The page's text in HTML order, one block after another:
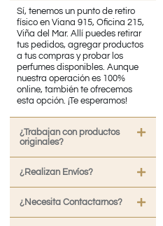
Sí, tenemos un punto de retiro
físico en Viana 915, Oficina 215,
Viña del Mar. Allí puedes retirar
tus pedidos, agregar productos
a tus compras y probar los
perfumes disponibles. Aunque
nuestra operación es 100%
online, también te ofrecemos
esta opción. ¡Te esperamos!
¿Trabajan con productos
originales?
¿Realizan Envíos?
¿Necesita Contactarnos?